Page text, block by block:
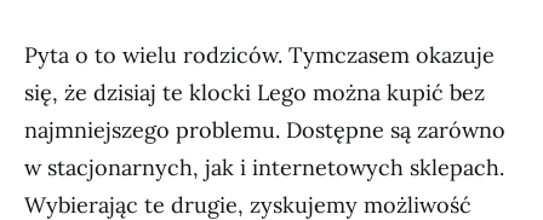
Pyta o to wielu rodziców. Tymczasem okazuje
się, że dzisiaj te klocki Lego można kupić bez
najmniejszego problemu. Dostępne są zarówno
w stacjonarnych, jak i internetowych sklepach.
Wybierając te drugie, zyskujemy możliwość